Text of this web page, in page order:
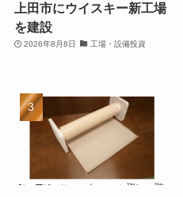
上田市にウイスキー新工場
を建設
2026年8月8日 工場・設備投資